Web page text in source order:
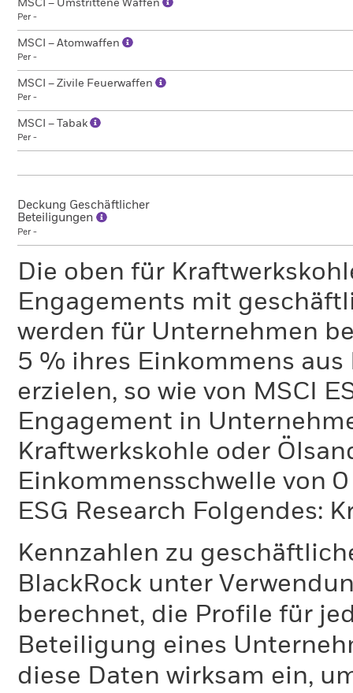
MSCI – Umstrittene Waffen
Per -
MSCI – Atomwaffen
Per -
MSCI – Zivile Feuerwaffen
Per -
MSCI – Tabak
Per -
Deckung Geschäftlicher
Beteiligungen
Per -
Die oben für
Engagements mit
werden für Unternehmen
5 % ihres Einkommens
erzielen, so wie von MSCI
Engagement in
Kraftwerkskohle oder
Einkommensschwelle von
ESG Research Folgendes:
Kennzahlen zu
BlackRock unter
berechnet, die Profile für
Beteiligung eines
diese Daten wirksam ein,